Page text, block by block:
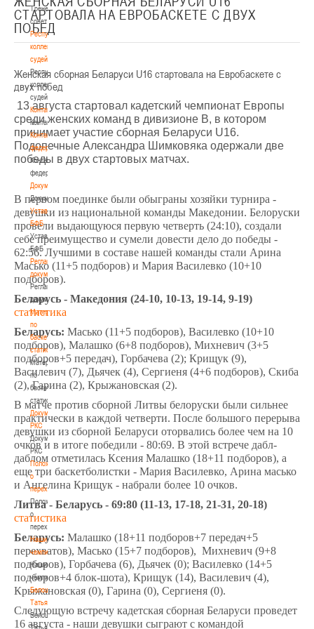
Тренерский
совет
Республиканская
коллегия
судей
Республиканская
коллегия
судей
Контакты
Контакты
Контакты
федерации
Контакты
федерации
Документы
Документы
Устав
БФБ
Устав
БФБ
Регламентирующие
документы
Регламентирующие
документы
Материалы
по
баскетбольной
статистике
Материалы
по
баскетбольной
статистике
Документы
РКС
Документы
РКС
Положение
о
переходах
Положение
о
переходах
Наши
чемпионы
Наши
чемпионы
Белошапко
Татьяна
Белошапко
Татьяна
СТАРТОВАЛА НА ЕВРОБАСКЕТЕ С ДВУХ
ПОБЕД
Женская сборная Беларуси U16 стартовала на Евробаскете с
двух побед
13 августа стартовал кадетский чемпионат Европы
среди женских команд в дивизионе В, в котором
принимает участие сборная Беларуси U16.
Подопечные Александра Шимковяка одержали две
победы в двух стартовых матчах.
В первом поединке были обыграны хозяйки турнира -
девушки из национальной команды Македонии. Белоруски
провели выдающуюся первую четверть (24:10), создали
себе преимущество и сумели довести дело до победы -
62:56. Лучшими в составе нашей команды стали Арина
Масько (11+5 подборов) и Мария Василевко (10+10
подборов).
Беларусь - Македония (24-10, 10-13, 19-14, 9-19)
статистика
Беларусь: Масько (11+5 подборов), Василевко (10+10
подборов), Малашко (6+8 подборов), Михневич (3+5
подборов+5 передач), Горбачева (2); Крищук (9),
Василевич (7), Дьячек (4), Сергиеня (4+6 подборов), Скиба
(2), Гарина (2), Крыжановская (2).
В матче против сборной Литвы белоруски были сильнее
практически в каждой четверти. После большого перерыва
девушки из сборной Беларуси оторвались более чем на 10
очков и в итоге победили - 80:69. В этой встрече дабл-
даблом отметилась Ксения Малашко (18+11 подборов), а
еще три баскетболистки - Мария Василевко, Арина масько
и Ангелина Крищук - набрали более 10 очков.
Литва - Беларусь - 69:80 (11-13, 17-18, 21-31, 20-18)
статистика
Беларусь: Малашко (18+11 подборов+7 передач+5
перехватов), Масько (15+7 подборов), Михневич (9+8
подборов), Горбачева (6), Дьячек (0); Василевко (14+5
подборов+4 блок-шота), Крищук (14), Василевич (4),
Крыжановская (0), Гарина (0), Сергиеня (0).
Следующую встречу кадетская сборная Беларуси проведет
16 августа - наши девушки сыграют с командой